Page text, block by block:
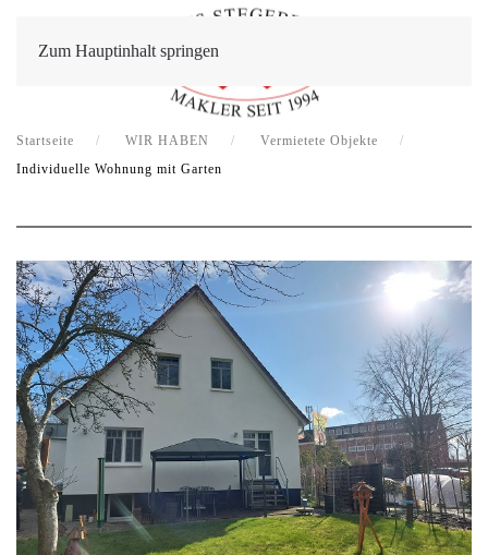
Zum Hauptinhalt springen
Startseite WIR HABEN
Vermietete Objekte
Individuelle Wohnung mit Garten